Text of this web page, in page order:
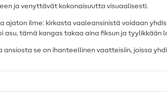
ja venyttävät kokonaisuutta visuaalisesti.
ajaton ilme: kirkasta vaaleansinistä voidaan
tämä kangas takaa aina fiksun ja tyylikkään
se on ihanteellinen vaatteisiin, joissa